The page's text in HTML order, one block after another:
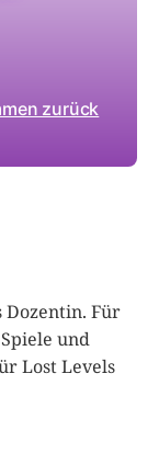
zurück
Für
und
Lost Levels